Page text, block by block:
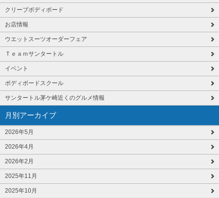
クリーブボディボード
お店情報
ウエットスーツオーダーフェア
Ｔｅａｍサンタートル
イベント
ボディボードスクール
サンタートル茅ケ崎近くのグルメ情報
月別アーカイブ
2026年5月
2026年4月
2026年2月
2025年11月
2025年10月